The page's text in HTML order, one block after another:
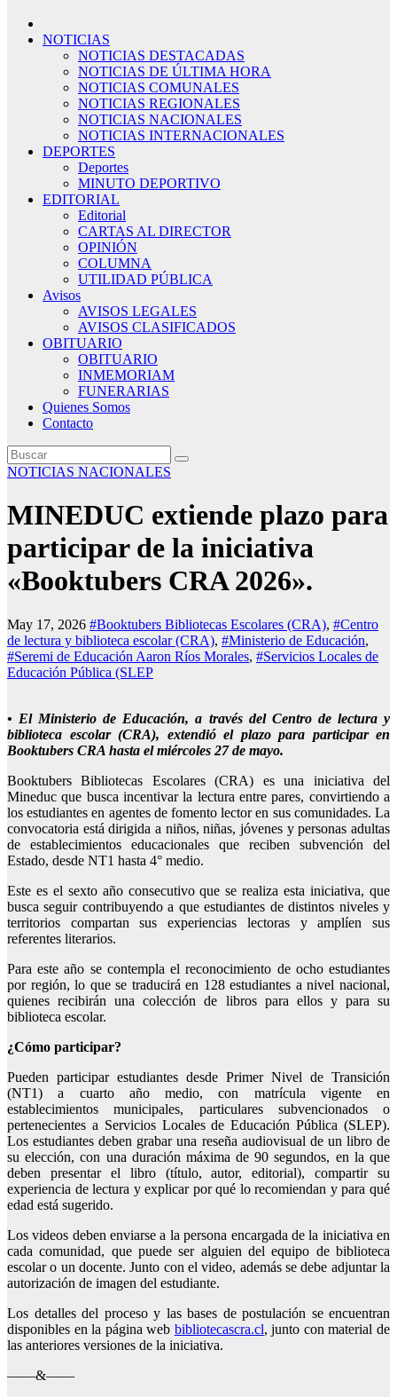
NOTICIAS
NOTICIAS DESTACADAS
NOTICIAS DE ÚLTIMA HORA
NOTICIAS COMUNALES
NOTICIAS REGIONALES
NOTICIAS NACIONALES
NOTICIAS INTERNACIONALES
DEPORTES
Deportes
MINUTO DEPORTIVO
EDITORIAL
Editorial
CARTAS AL DIRECTOR
OPINIÓN
COLUMNA
UTILIDAD PÚBLICA
Avisos
AVISOS LEGALES
AVISOS CLASIFICADOS
OBITUARIO
OBITUARIO
INMEMORIAM
FUNERARIAS
Quienes Somos
Contacto
NOTICIAS NACIONALES
MINEDUC extiende plazo para
participar de la iniciativa
«Booktubers CRA 2026».
May 17, 2026 #Booktubers Bibliotecas Escolares (CRA), #Centro
de lectura y biblioteca escolar (CRA), #Ministerio de Educación,
#Seremi de Educación Aaron Ríos Morales, #Servicios Locales de
Educación Pública (SLEP
• El Ministerio de Educación, a través del Centro de lectura y
biblioteca escolar (CRA), extendió el plazo para participar en
Booktubers CRA hasta el miércoles 27 de mayo.
Booktubers Bibliotecas Escolares (CRA) es una iniciativa del
Mineduc que busca incentivar la lectura entre pares, convirtiendo a
los estudiantes en agentes de fomento lector en sus comunidades. La
convocatoria está dirigida a niños, niñas, jóvenes y personas adultas
de establecimientos educacionales que reciben subvención del
Estado, desde NT1 hasta 4° medio.
Este es el sexto año consecutivo que se realiza esta iniciativa, que
busca seguir contribuyendo a que estudiantes de distintos niveles y
territorios compartan sus experiencias lectoras y amplíen sus
referentes literarios.
Para este año se contempla el reconocimiento de ocho estudiantes
por región, lo que se traducirá en 128 estudiantes a nivel nacional,
quienes recibirán una colección de libros para ellos y para su
biblioteca escolar.
¿Cómo participar?
Pueden participar estudiantes desde Primer Nivel de Transición
(NT1) a cuarto año medio, con matrícula vigente en
establecimientos municipales, particulares subvencionados o
pertenecientes a Servicios Locales de Educación Pública (SLEP).
Los estudiantes deben grabar una reseña audiovisual de un libro de
su elección, con una duración máxima de 90 segundos, en la que
deben presentar el libro (título, autor, editorial), compartir su
experiencia de lectura y explicar por qué lo recomiendan y para qué
edad está sugerido.
Los videos deben enviarse a la persona encargada de la iniciativa en
cada comunidad, que puede ser alguien del equipo de biblioteca
escolar o un docente. Junto con el video, además se debe adjuntar la
autorización de imagen del estudiante.
Los detalles del proceso y las bases de postulación se encuentran
disponibles en la página web bibliotecascra.cl, junto con material de
las anteriores versiones de la iniciativa.
——&——